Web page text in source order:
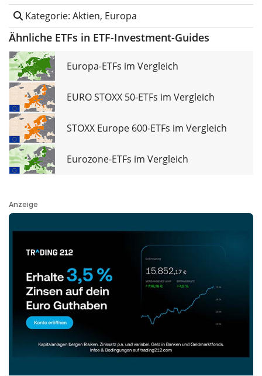
Kategorie: Aktien, Europa
Ähnliche ETFs in ETF-Investment-Guides
Europa-ETFs im Vergleich
EURO STOXX 50-ETFs im Vergleich
STOXX Europe 600-ETFs im Vergleich
Eurozone-ETFs im Vergleich